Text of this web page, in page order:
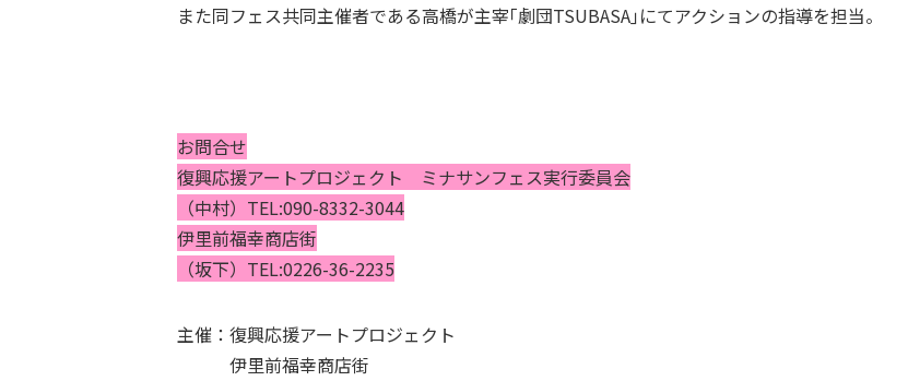
また同フェス共同主催者である高橋が主宰｢劇団TSUBASA｣にてアクションの指導を担当。
お問合せ
復興応援アートプロジェクト ミナサンフェス実行委員会
（中村）TEL:090-8332-3044
伊里前福幸商店街
（坂下）TEL:0226-36-2235
主催：復興応援アートプロジェクト
伊里前福幸商店街